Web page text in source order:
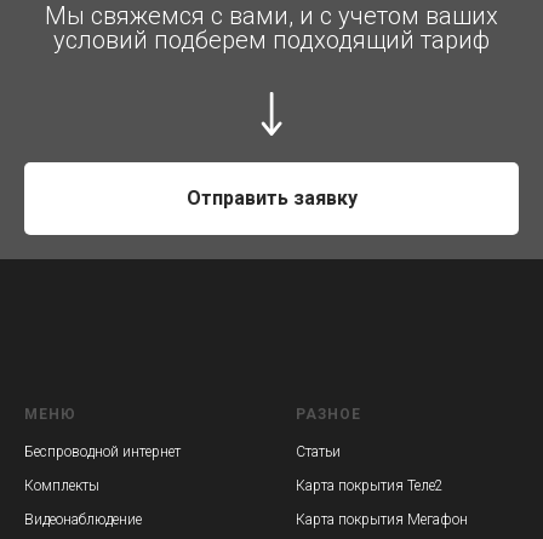
Мы свяжемся с вами, и с учетом ваших
условий подберем подходящий тариф
Отправить заявку
МЕНЮ
Беспроводной интернет
Комплекты
Видеонаблюдение
РАЗНОЕ
Статьи
Карта покрытия Теле2
Карта покрытия Мегафон